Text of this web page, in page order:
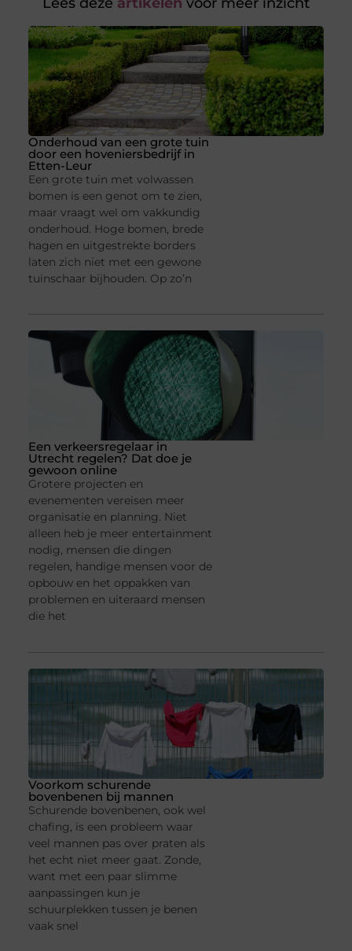
Onderhoud van een grote tuin
door een hoveniersbedrijf in
Etten-Leur
Een grote tuin met volwassen
bomen is een genot om te zien,
maar vraagt wel om vakkundig
onderhoud. Hoge bomen, brede
hagen en uitgestrekte borders
laten zich niet met een gewone
tuinschaar bijhouden. Op zo’n
Een verkeersregelaar in
Utrecht regelen? Dat doe je
gewoon online
Grotere projecten en
evenementen vereisen meer
organisatie en planning. Niet
alleen heb je meer entertainment
nodig, mensen die dingen
regelen, handige mensen voor de
opbouw en het oppakken van
problemen en uiteraard mensen
die het
Voorkom schurende
bovenbenen bij mannen
Schurende bovenbenen, ook wel
chafing, is een probleem waar
veel mannen pas over praten als
het echt niet meer gaat. Zonde,
want met een paar slimme
aanpassingen kun je
schuurplekken tussen je benen
vaak snel